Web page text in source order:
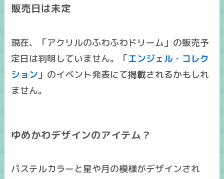
販売日は未定
現在、「アクリルのふわふわドリーム」の販売予
定日は判明していません。「エンジェル・コレク
ション 」のイベント発表にて掲載されるかもしれ
ません。
ゆめかわデザインのアイテム？
パステルカラーと星や月の模様がデザインされ